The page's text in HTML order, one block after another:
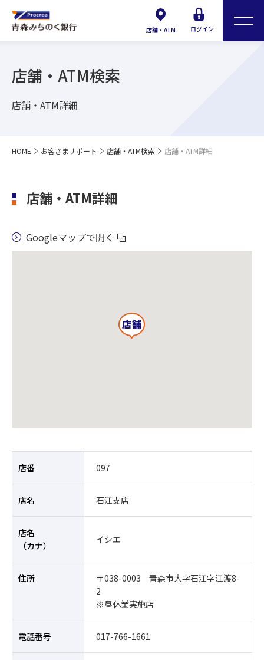
店舗・ATM ログイン
店舗・ATM検索
店舗・ATM詳細
HOME お客さまサポート 店舗・ATM検索 店舗・ATM詳細
店舗・ATM詳細
Googleマップで開く
店番 097
店名 石江支店
店名
（カナ）
イシエ
住所
〒038-0003 青森市大字石江字江渡8-
2
※昼休業実施店
電話番号 017-766-1661